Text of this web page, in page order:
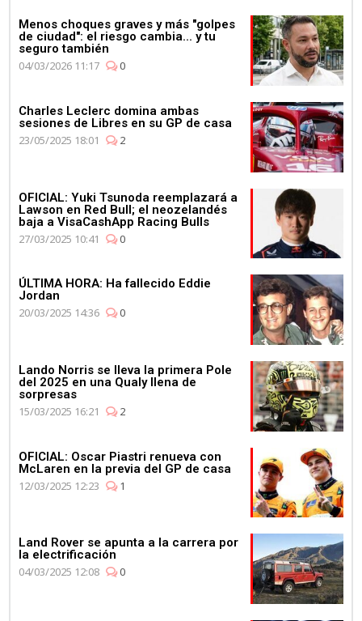
Menos choques graves y más "golpes
de ciudad": el riesgo cambia... y tu
seguro también
04/03/2026 11:17
0
Charles Leclerc domina ambas
sesiones de Libres en su GP de casa
23/05/2025 18:01
2
OFICIAL: Yuki Tsunoda reemplazará a
Lawson en Red Bull; el neozelandés
baja a VisaCashApp Racing Bulls
27/03/2025 10:41
0
ÚLTIMA HORA: Ha fallecido Eddie
Jordan
20/03/2025 14:36
0
Lando Norris se lleva la primera Pole
del 2025 en una Qualy llena de
sorpresas
15/03/2025 16:21
2
OFICIAL: Oscar Piastri renueva con
McLaren en la previa del GP de casa
12/03/2025 12:23
1
Land Rover se apunta a la carrera por
la electrificación
04/03/2025 12:08
0